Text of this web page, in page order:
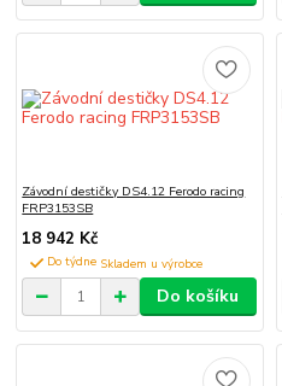
Závodní destičky DS4.12 Ferodo racing
FRP3153SB
18 942 Kč
Do týdne
Do košíku